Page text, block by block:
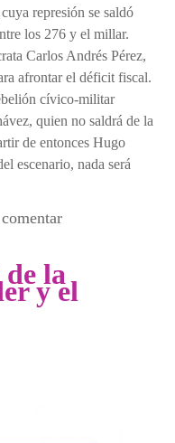
represión se saldó
los 276 y el millar.
Carlos Andrés Pérez,
afrontar el déficit fiscal.
cívico-militar
quien no saldrá de la
de entonces Hugo
escenario, nada será
y autonomía
la
y el